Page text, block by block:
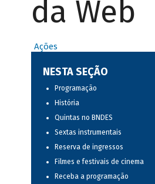
da Web
Ações
NESTA SEÇÃO
Programação
História
Quintas no BNDES
Sextas instrumentais
Reserva de ingressos
Filmes e festivais de cinema
Receba a programação